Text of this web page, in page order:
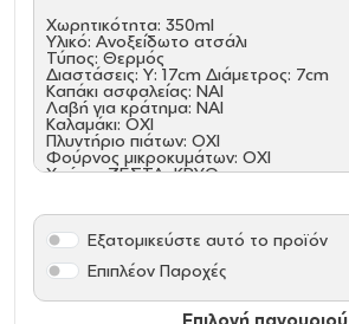
Χωρητικότητα: 350ml
Υλικό: Ανοξείδωτο ατσάλι
Τύπος: Θερμός
Διαστάσεις: Υ: 17cm Διάμετρος: 7cm
Καπάκι ασφαλείας: ΝΑΙ
Λαβή για κράτημα: ΝΑΙ
Καλαμάκι: ΟΧΙ
Πλυντήριο πιάτων: ΟΧΙ
Φούρνος μικροκυμάτων: ΟΧΙ
Χρήση: ΖΕΣΤΑ, ΚΡΥΟ
Επιλογή παγουριού
Εξατομικεύστε αυτό το προϊόν
Επιπλέον Παροχές